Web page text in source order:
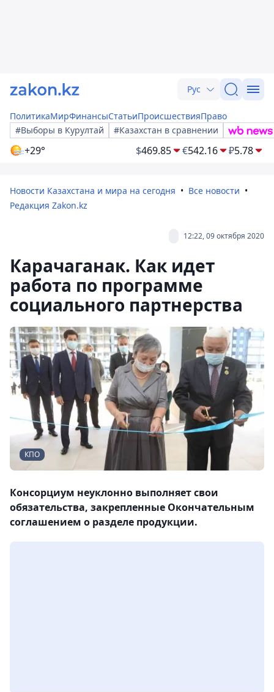
Рус
ПолитикаМирФинансыСтатьиПроисшествияПраво
#Выборы в Курултай
#Казахстан в сравнении
+29° $469.85 €542.16 ₽5.78
Новости Казахстана и мира на сегодня
Все новости
Редакция Zakon.kz
12:22, 09 октября 2020
Карачаганак. Как идет
работа по программе
социального партнерства
КПО
Консорциум неуклонно выполняет свои
обязательства, закрепленные Окончательным
соглашением о разделе продукции.